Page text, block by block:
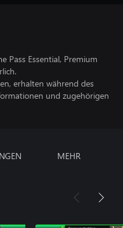
Pass Essential, Premium
erhalten während des
und zugehörigen
MEHR